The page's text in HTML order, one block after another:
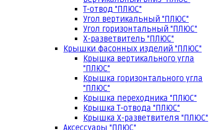
Т-отвод "ПЛЮС"
Угол вертикальный "ПЛЮС"
Угол горизонтальный "ПЛЮС"
Х-разветвитель "ПЛЮС"
Крышки фасонных изделий "ПЛЮС"
Крышка вертикального угла
"ПЛЮС"
Крышка горизонтального угла
"ПЛЮС"
Крышка переходника "ПЛЮС"
Крышка Т-отвода "ПЛЮС"
Крышка Х-разветвителя "ПЛЮС"
Аксессуары "ПЛЮС"